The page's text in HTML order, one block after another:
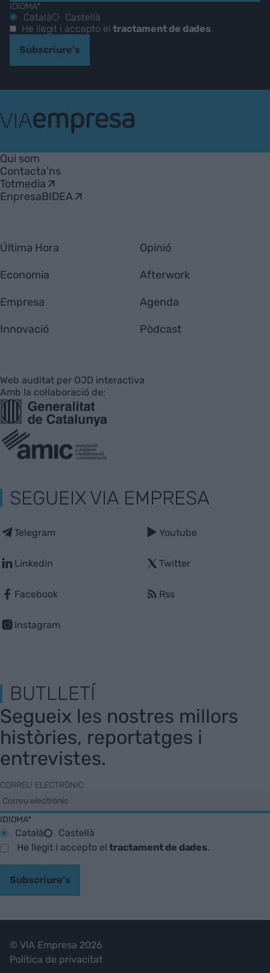
IDIOMA*
Català
Castellà
He llegit i accepto eltractament de dades.
Subscriure's
Empresa
Qui som
Contacta'ns
Totmedia
EnpresaBIDEA
Última Hora
Economia
Empresa
Innovació
Opinió
Afterwork
Agenda
Pòdcast
Web auditat per OJD interactiva
Amb la col·laboració de:
SEGUEIX VIA EMPRESA
Telegram
Linkedin
Facebook
Instagram
Youtube
Twitter
Rss
BUTLLETÍ
Segueix les nostres millors
històries, reportatges i
entrevistes.
CORREU ELECTRÒNIC
IDIOMA*
Català
Castellà
He llegit i accepto eltractament de dades.
Subscriure's
© VIA Empresa 2026
Política de privacitat